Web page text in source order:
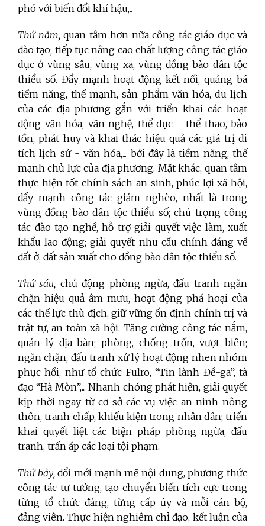
phó với biến đổi khí hậu,..
Thứ năm, quan tâm hơn nữa công tác giáo dục và
đào tạo; tiếp tục nâng cao chất lượng công tác giáo
dục ở vùng sâu, vùng xa, vùng đồng bào dân tộc
thiểu số. Đẩy mạnh hoạt động kết nối, quảng bá
tiềm năng, thế mạnh, sản phẩm văn hóa, du lịch
của các địa phương gắn với triển khai các hoạt
động văn hóa, văn nghệ, thể dục - thể thao, bảo
tồn, phát huy và khai thác hiệu quả các giá trị di
tích lịch sử - văn hóa,... bởi đây là tiềm năng, thế
mạnh chủ lực của địa phương. Mặt khác, quan tâm
thực hiện tốt chính sách an sinh, phúc lợi xã hội,
đẩy mạnh công tác giảm nghèo, nhất là trong
vùng đồng bào dân tộc thiểu số; chú trọng công
tác đào tạo nghề, hỗ trợ giải quyết việc làm, xuất
khẩu lao động; giải quyết nhu cầu chính đáng về
đất ở, đất sản xuất cho đồng bào dân tộc thiểu số.
Thứ sáu, chủ động phòng ngừa, đấu tranh ngăn
chặn hiệu quả âm mưu, hoạt động phá hoại của
các thế lực thù địch, giữ vững ổn định chính trị và
trật tự, an toàn xã hội. Tăng cường công tác nắm,
quản lý địa bàn; phòng, chống trốn, vượt biên;
ngăn chặn, đấu tranh xử lý hoạt động nhen nhóm
phục hồi, như tổ chức Fulro, “Tin lành Đề-ga”, tà
đạo “Hà Mòn”,... Nhanh chóng phát hiện, giải quyết
kịp thời ngay từ cơ sở các vụ việc an ninh nông
thôn, tranh chấp, khiếu kiện trong nhân dân; triển
khai quyết liệt các biện pháp phòng ngừa, đấu
tranh, trấn áp các loại tội phạm.
Thứ bảy, đổi mới mạnh mẽ nội dung, phương thức
công tác tư tưởng, tạo chuyển biến tích cực trong
từng tổ chức đảng, từng cấp ủy và mỗi cán bộ,
đảng viên. Thực hiện nghiêm chỉ đạo, kết luận của